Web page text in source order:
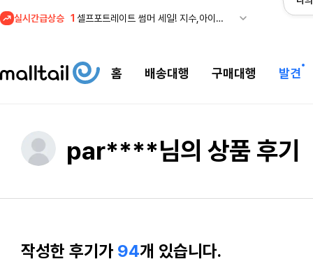
실시간급상승 1
셀프포트레이트 썸머 세일! 지수,아이유 착용 + 관세내 특가
홈 배송대행 구매대행 발견
par****님의 상품 후기
작성한 후기가 94개 있습니다.